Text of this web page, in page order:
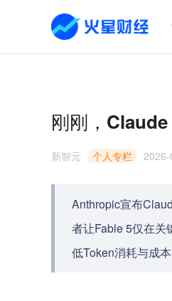
刚刚，
新智元 个人专栏
Anthropic宣布
者让Fable 5仅在关
低Token消耗与成